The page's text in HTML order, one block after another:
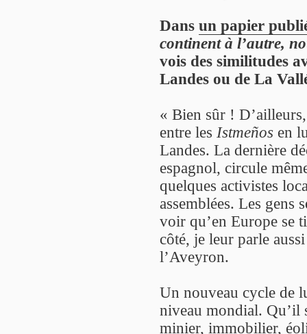
Dans un papier
continent à l’autre,
vois des similitudes
Landes ou de La
« Bien sûr !
entre les Istmeños en
Landes. La dernière
espagnol, circule
quelques activistes
assemblées. Les gens
voir qu’en Europe se
côté, je leur parle
l’Aveyron.
Un nouveau cycle de
niveau mondial. Qu’il
minier, immobilier,